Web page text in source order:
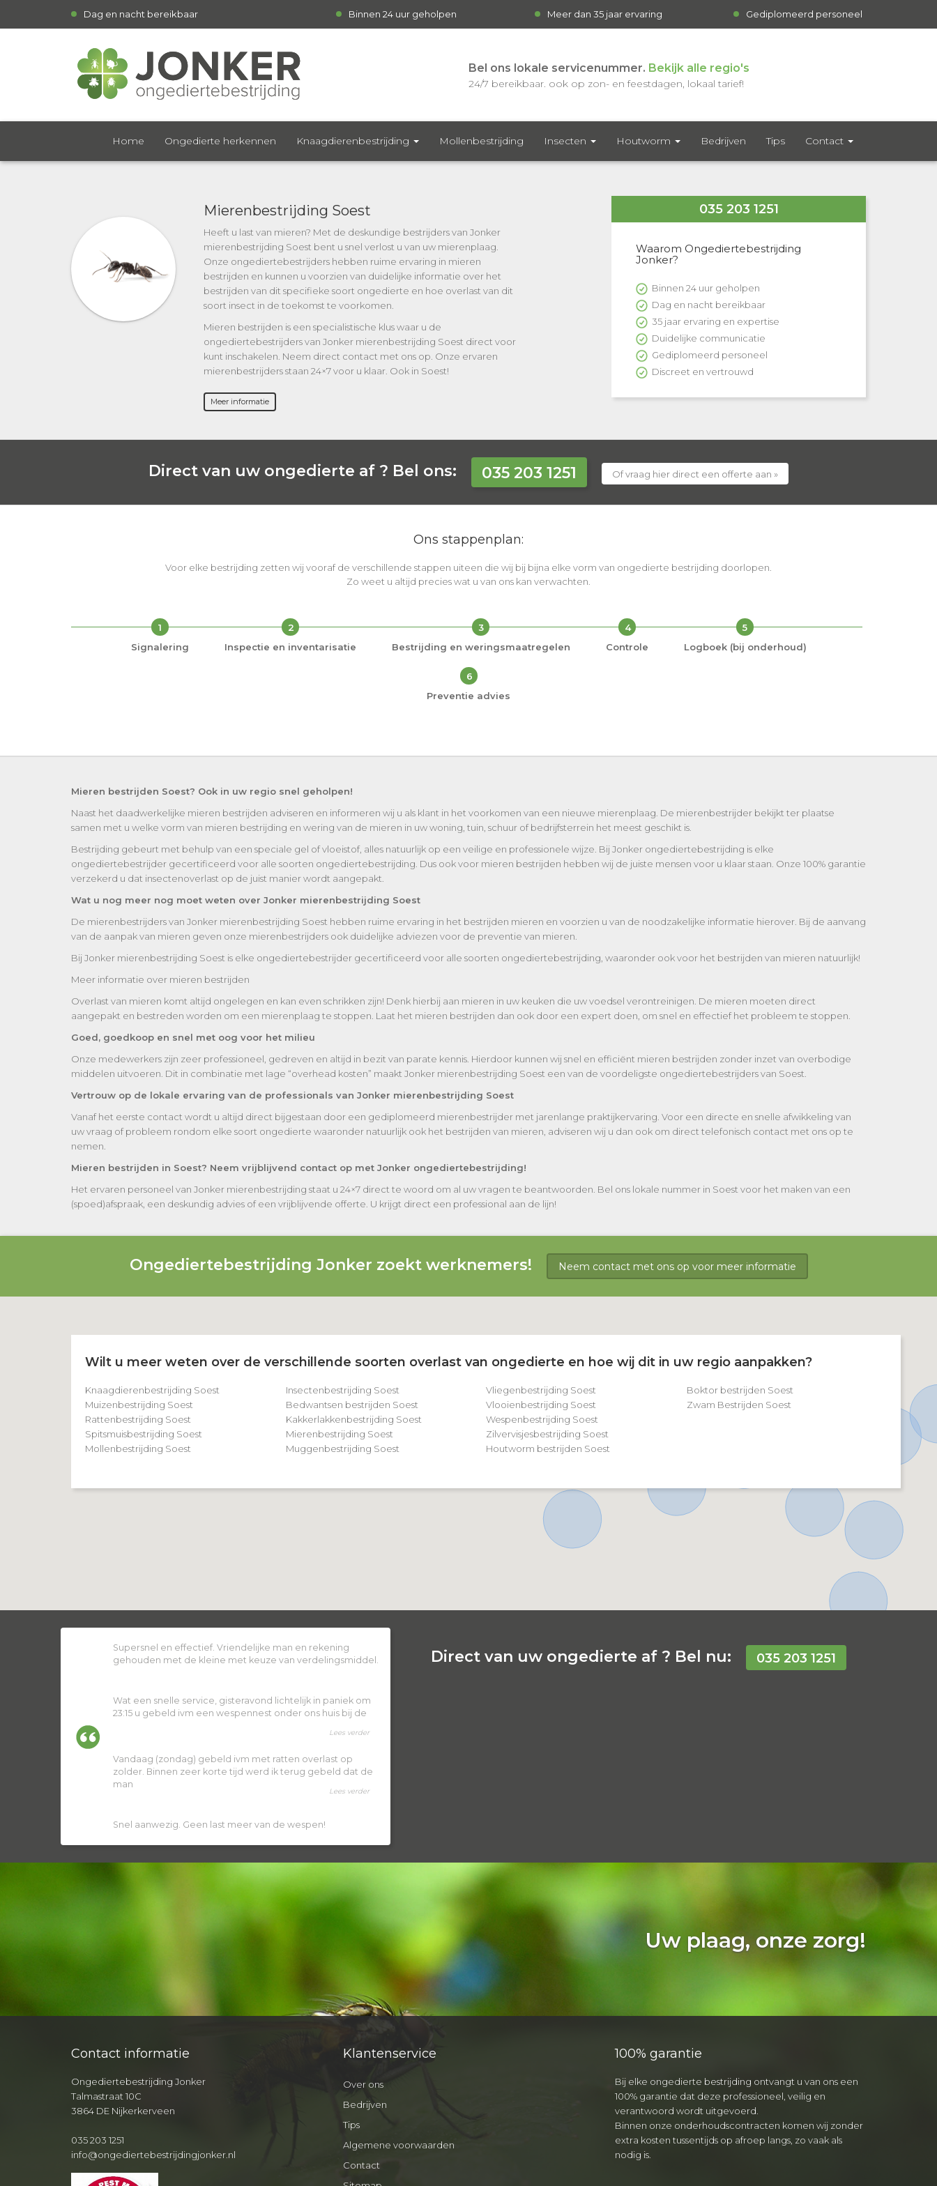
Dag en nacht bereikbaar Binnen 24 uur geholpen Meer dan 35 jaar ervaring Gediplomeerd personeel
Bel ons lokale servicenummer. Bekijk alle regio's
24/7 bereikbaar. ook op zon- en feestdagen, lokaal tarief!
Home Ongedierte herkennen Knaagdierenbestrijding Mollenbestrijding Insecten Houtworm Bedrijven Tips Contact
Mierenbestrijding Soest
Heeft u last van mieren? Met de deskundige bestrijders van Jonker
mierenbestrijding Soest bent u snel verlost u van uw mierenplaag.
Onze ongediertebestrijders hebben ruime ervaring in mieren
bestrijden en kunnen u voorzien van duidelijke informatie over het
bestrijden van dit specifieke soort ongedierte en hoe overlast van dit
soort insect in de toekomst te voorkomen.
Mieren bestrijden is een specialistische klus waar u de
ongediertebestrijders van Jonker mierenbestrijding Soest direct voor
kunt inschakelen. Neem direct contact met ons op. Onze ervaren
mierenbestrijders staan 24×7 voor u klaar. Ook in Soest!
Meer informatie
035 203 1251
Waarom Ongediertebestrijding
Jonker?
Binnen 24 uur geholpen
Dag en nacht bereikbaar
35 jaar ervaring en expertise
Duidelijke communicatie
Gediplomeerd personeel
Discreet en vertrouwd
Direct van uw ongedierte af ? Bel ons: 035 203 1251 Of vraag hier direct een offerte aan »
Ons stappenplan:
Voor elke bestrijding zetten wij vooraf de verschillende stappen uiteen die wij bij bijna elke vorm van ongedierte bestrijding doorlopen.
Zo weet u altijd precies wat u van ons kan verwachten.
1
Signalering
2
Inspectie en inventarisatie
3
Bestrijding en weringsmaatregelen
4
Controle
5
Logboek (bij onderhoud)
6
Preventie advies
Mieren bestrijden Soest? Ook in uw regio snel geholpen!
Naast het daadwerkelijke mieren bestrijden adviseren en informeren wij u als klant in het voorkomen van een nieuwe mierenplaag. De mierenbestrijder bekijkt ter plaatse
samen met u welke vorm van mieren bestrijding en wering van de mieren in uw woning, tuin, schuur of bedrijfsterrein het meest geschikt is.
Bestrijding gebeurt met behulp van een speciale gel of vloeistof, alles natuurlijk op een veilige en professionele wijze. Bij Jonker ongediertebestrijding is elke
ongediertebestrijder gecertificeerd voor alle soorten ongediertebestrijding. Dus ook voor mieren bestrijden hebben wij de juiste mensen voor u klaar staan. Onze 100% garantie
verzekerd u dat insectenoverlast op de juist manier wordt aangepakt.
Wat u nog meer nog moet weten over Jonker mierenbestrijding Soest
De mierenbestrijders van Jonker mierenbestrijding Soest hebben ruime ervaring in het bestrijden mieren en voorzien u van de noodzakelijke informatie hierover. Bij de aanvang
van de aanpak van mieren geven onze mierenbestrijders ook duidelijke adviezen voor de preventie van mieren.
Bij Jonker mierenbestrijding Soest is elke ongediertebestrijder gecertificeerd voor alle soorten ongediertebestrijding, waaronder ook voor het bestrijden van mieren natuurlijk!
Meer informatie over mieren bestrijden
Overlast van mieren komt altijd ongelegen en kan even schrikken zijn! Denk hierbij aan mieren in uw keuken die uw voedsel verontreinigen. De mieren moeten direct
aangepakt en bestreden worden om een mierenplaag te stoppen. Laat het mieren bestrijden dan ook door een expert doen, om snel en effectief het probleem te stoppen.
Goed, goedkoop en snel met oog voor het milieu
Onze medewerkers zijn zeer professioneel, gedreven en altijd in bezit van parate kennis. Hierdoor kunnen wij snel en efficiënt mieren bestrijden zonder inzet van overbodige
middelen uitvoeren. Dit in combinatie met lage “overhead kosten” maakt Jonker mierenbestrijding Soest een van de voordeligste ongediertebestrijders van Soest.
Vertrouw op de lokale ervaring van de professionals van Jonker mierenbestrijding Soest
Vanaf het eerste contact wordt u altijd direct bijgestaan door een gediplomeerd mierenbestrijder met jarenlange praktijkervaring. Voor een directe en snelle afwikkeling van
uw vraag of probleem rondom elke soort ongedierte waaronder natuurlijk ook het bestrijden van mieren, adviseren wij u dan ook om direct telefonisch contact met ons op te
nemen.
Mieren bestrijden in Soest? Neem vrijblijvend contact op met Jonker ongediertebestrijding!
Het ervaren personeel van Jonker mierenbestrijding staat u 24×7 direct te woord om al uw vragen te beantwoorden. Bel ons lokale nummer in Soest voor het maken van een
(spoed)afspraak, een deskundig advies of een vrijblijvende offerte. U krijgt direct een professional aan de lijn!
Ongediertebestrijding Jonker zoekt werknemers! Neem contact met ons op voor meer informatie
Wilt u meer weten over de verschillende soorten overlast van ongedierte en hoe wij dit in uw regio aanpakken?
Knaagdierenbestrijding Soest
Muizenbestrijding Soest
Rattenbestrijding Soest
Spitsmuisbestrijding Soest
Mollenbestrijding Soest
Insectenbestrijding Soest
Bedwantsen bestrijden Soest
Kakkerlakkenbestrijding Soest
Mierenbestrijding Soest
Muggenbestrijding Soest
Vliegenbestrijding Soest
Vlooienbestrijding Soest
Wespenbestrijding Soest
Zilvervisjesbestrijding Soest
Houtworm bestrijden Soest
Boktor bestrijden Soest
Zwam Bestrijden Soest
Supersnel en effectief. Vriendelijke man en rekening
gehouden met de kleine met keuze van verdelingsmiddel.
Wat een snelle service, gisteravond lichtelijk in paniek om
23:15 u gebeld ivm een wespennest onder ons huis bij de
Lees verder
Vandaag (zondag) gebeld ivm met ratten overlast op
zolder. Binnen zeer korte tijd werd ik terug gebeld dat de
man
Lees verder
Snel aanwezig. Geen last meer van de wespen!
Direct van uw ongedierte af ? Bel nu: 035 203 1251
Uw plaag, onze zorg!
Contact informatie
Ongediertebestrijding Jonker
Talmastraat 10C
3864 DE Nijkerkerveen
035 203 1251
info@ongediertebestrijdingjonker.nl
Klantenservice
Over ons
Bedrijven
Tips
Algemene voorwaarden
Contact
100% garantie
Bij elke ongedierte bestrijding ontvangt u van ons een
100% garantie dat deze professioneel, veilig en
verantwoord wordt uitgevoerd.
Binnen onze onderhoudscontracten komen wij zonder
extra kosten tussentijds op afroep langs, zo vaak als
nodig is.